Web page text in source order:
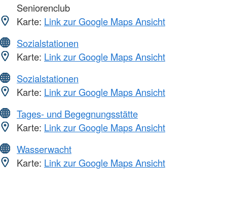
Seniorenclub
Karte: Link zur Google Maps Ansicht
Sozialstationen
Karte: Link zur Google Maps Ansicht
Sozialstationen
Karte: Link zur Google Maps Ansicht
Tages- und Begegnungsstätte
Karte: Link zur Google Maps Ansicht
Wasserwacht
Karte: Link zur Google Maps Ansicht